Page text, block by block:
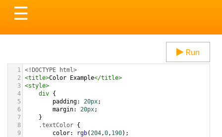
Toggle
navigation
☰
Run
1 <!DOCTYPE html>
2
<title>Color Example</title>
3 <style>
4
div {
5
padding: 20px;
6
margin: 20px;
7
}
8
.textColor {
9
color: rgb(204,0, 190);